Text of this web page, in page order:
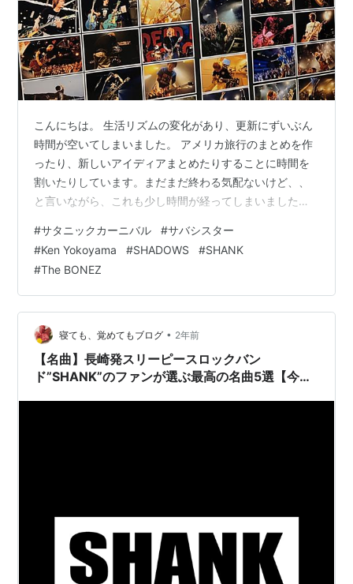
こんにちは。 生活リズムの変化があり、更新にずいぶん
時間が空いてしまいました。 アメリカ旅行のまとめを作
ったり、新しいアイディアまとめたりすることに時間を
割いたりしています。まだまだ終わる気配ないけど、、
と言いながら、これも少し時間が経ってしまいました
た。 ピザオブデス主催のパンク・ラウドミュージックに
フォーカスしたフェスなので、当日は、犬が骨にしゃぶ
りつくように（例えがおかしい？）SHADOWSとKen
Yokoyamaを聞きながら、会場の幕張メッセに向かいま
した。 サタニックカーニバルに参加するのはたぶん3回
目か4回目。コロナ禍で富士急…
#サタニックカーニバル #サバシスター
#Ken Yokoyama #SHADOWS #SHANK
#The BONEZ
寝ても、覚めてもブログ • 2年前
【名曲】長崎発スリーピースロックバン
ド”SHANK”のファンが選ぶ最高の名曲5選【今聴